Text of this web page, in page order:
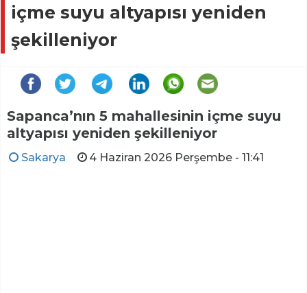
içme suyu altyapısı yeniden
şekilleniyor
Sapanca’nın 5 mahallesinin içme suyu
altyapısı yeniden şekilleniyor
Sakarya 4 Haziran 2026 Perşembe - 11:41